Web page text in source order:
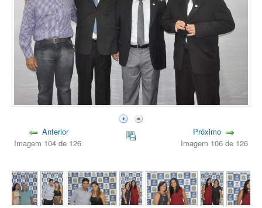
Anterior
Imagem 104 de 126
Próximo
Imagem 106 de 126